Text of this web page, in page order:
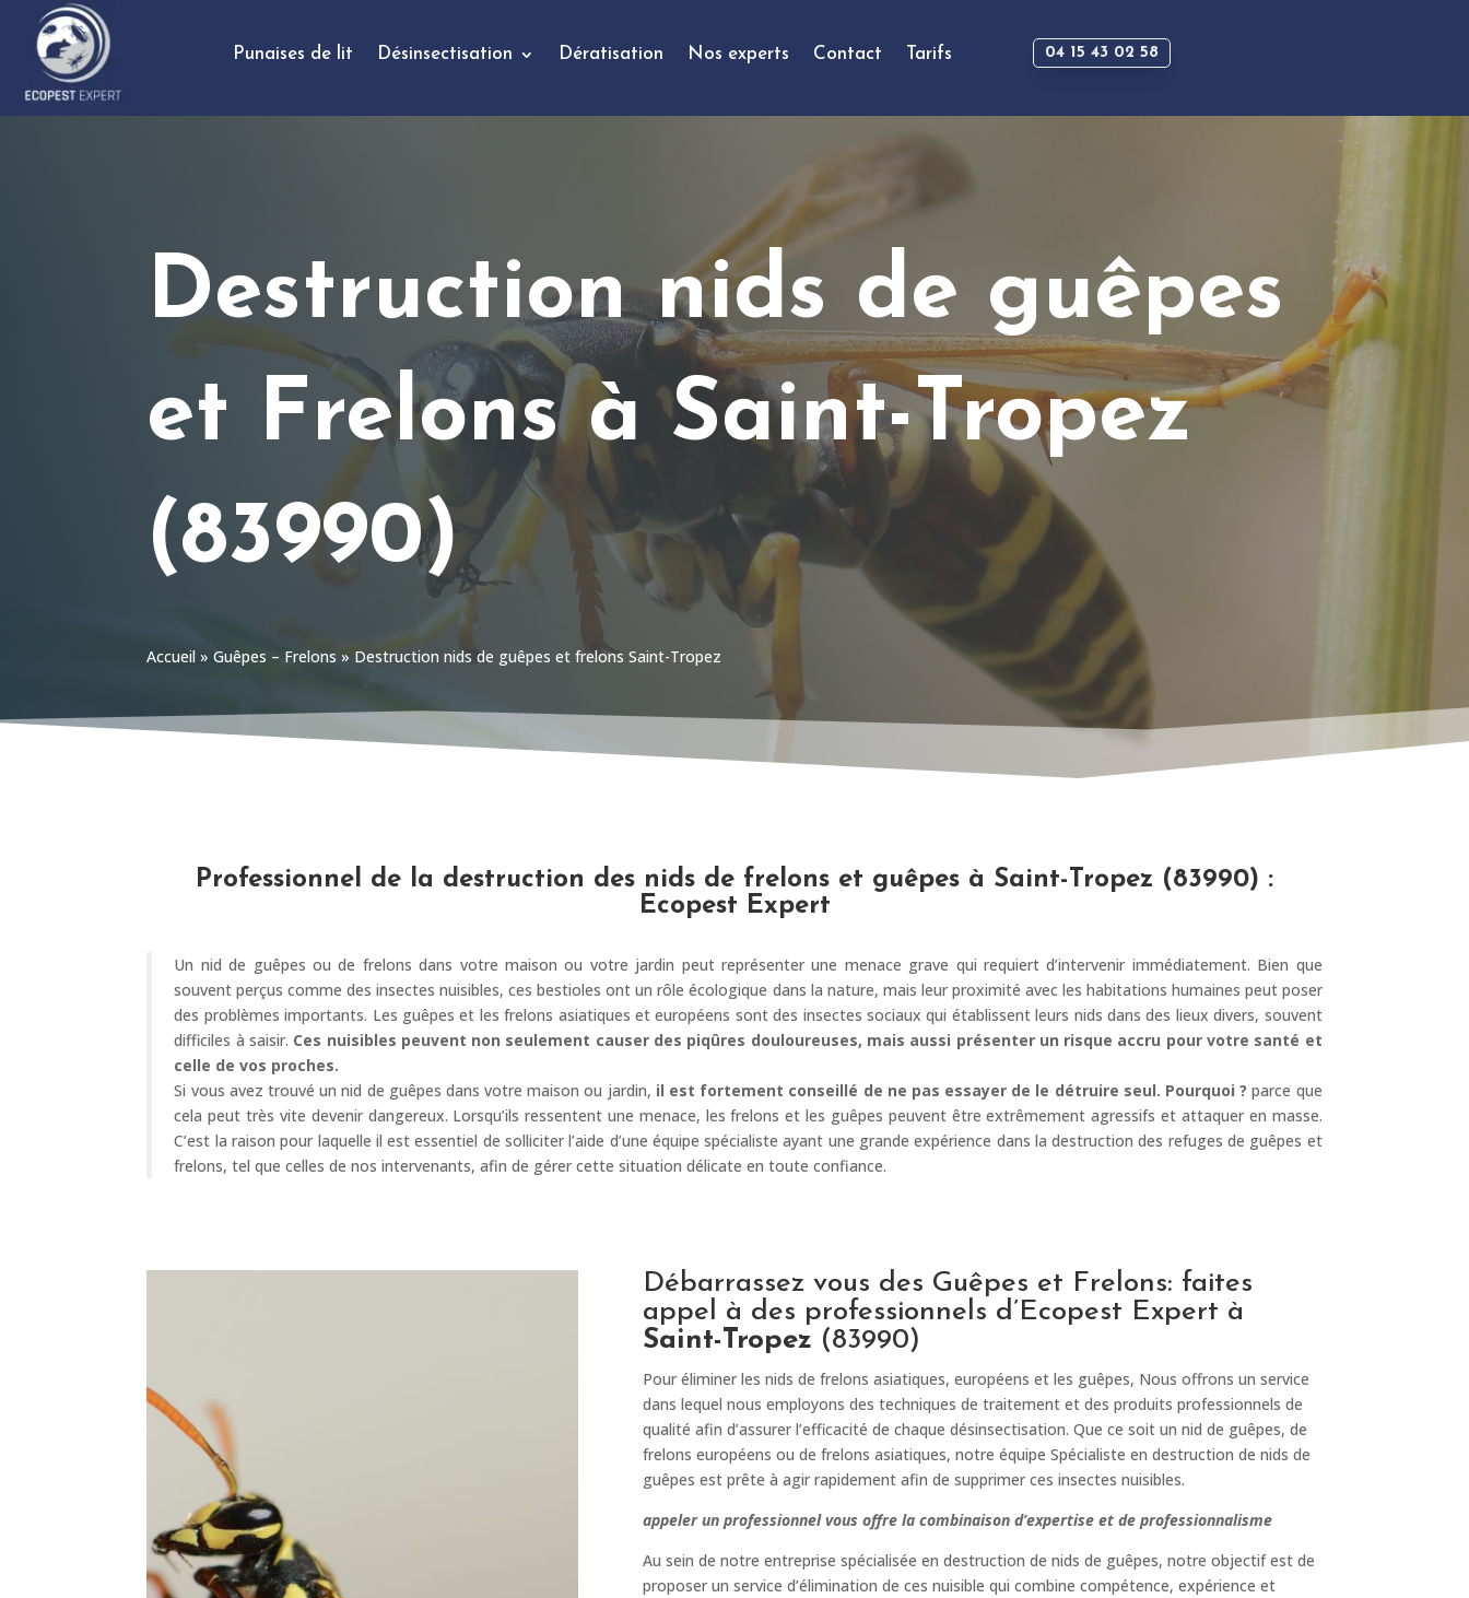
Punaises de lit Désinsectisation Dératisation Nos experts Contact Tarifs 04 15 43 02 58
Destruction nids de guêpes
et Frelons àSaint-Tropez
(83990)
Accueil »Guêpes – Frelons » Destruction nids de guêpes et frelons Saint-Tropez
Professionnel de la destruction des nids de frelons et guêpes à Saint-Tropez (83990) :
Ecopest Expert
Un nid de guêpes ou de frelons dans votre maison ou votre jardin peut représenter une menace grave qui requiert d’intervenir immédiatement. Bien que
souvent perçus comme des insectes nuisibles, ces bestioles ont un rôle écologique dans la nature, mais leur proximité avec les habitations humaines peut poser
des problèmes importants. Les guêpes et les frelons asiatiques et européens sont des insectes sociaux qui établissent leurs nids dans des lieux divers, souvent
difficiles à saisir. Ces nuisibles peuvent non seulement causer des piqûres douloureuses, mais aussi présenter un risque accru pour votre santé et
celle de vos proches.
Si vous avez trouvé un nid de guêpes dans votre maison ou jardin, il est fortement conseillé de ne pas essayer de le détruire seul. Pourquoi ? parce que
cela peut très vite devenir dangereux. Lorsqu’ils ressentent une menace, les frelons et les guêpes peuvent être extrêmement agressifs et attaquer en masse.
C’est la raison pour laquelle il est essentiel de solliciter l’aide d’une équipe spécialiste ayant une grande expérience dans la destruction des refuges de guêpes et
frelons, tel que celles de nos intervenants, afin de gérer cette situation délicate en toute confiance.
Débarrassez vous des Guêpes et Frelons: faites
appel à des professionnels d’Ecopest Expert à
Saint-Tropez (83990)
Pour éliminer les nids de frelons asiatiques, européens et les guêpes, Nous offrons un service
dans lequel nous employons des techniques de traitement et des produits professionnels de
qualité afin d’assurer l’efficacité de chaque désinsectisation. Que ce soit un nid de guêpes, de
frelons européens ou de frelons asiatiques, notre équipe Spécialiste en destruction de nids de
guêpes est prête à agir rapidement afin de supprimer ces insectes nuisibles.
appeler un professionnel vous offre la combinaison d’expertise et de professionnalisme
Au sein de notre entreprise spécialisée en destruction de nids de guêpes, notre objectif est de
proposer un service d’élimination de ces nuisible qui combine compétence, expérience et